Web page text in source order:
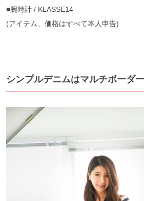
■腕時計 / KLASSE14
(アイテム、価格はすべて本人申告)
シンプルデニムはマルチボーダ